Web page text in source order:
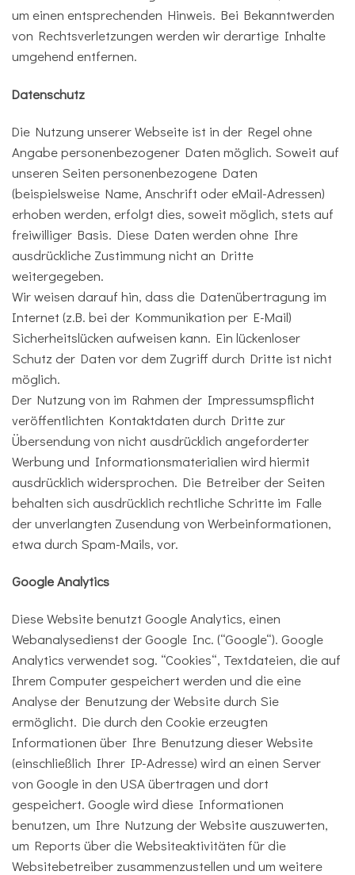
um einen entsprechenden Hinweis. Bei Bekanntwerden
von Rechtsverletzungen werden wir derartige Inhalte
umgehend entfernen.
Datenschutz
Die Nutzung unserer Webseite ist in der Regel ohne
Angabe personenbezogener Daten möglich. Soweit auf
unseren Seiten personenbezogene Daten
(beispielsweise Name, Anschrift oder eMail-Adressen)
erhoben werden, erfolgt dies, soweit möglich, stets auf
freiwilliger Basis. Diese Daten werden ohne Ihre
ausdrückliche Zustimmung nicht an Dritte
weitergegeben.
Wir weisen darauf hin, dass die Datenübertragung im
Internet (z.B. bei der Kommunikation per E-Mail)
Sicherheitslücken aufweisen kann. Ein lückenloser
Schutz der Daten vor dem Zugriff durch Dritte ist nicht
möglich.
Der Nutzung von im Rahmen der Impressumspflicht
veröffentlichten Kontaktdaten durch Dritte zur
Übersendung von nicht ausdrücklich angeforderter
Werbung und Informationsmaterialien wird hiermit
ausdrücklich widersprochen. Die Betreiber der Seiten
behalten sich ausdrücklich rechtliche Schritte im Falle
der unverlangten Zusendung von Werbeinformationen,
etwa durch Spam-Mails, vor.
Google Analytics
Diese Website benutzt Google Analytics, einen
Webanalysedienst der Google Inc. (“Google“). Google
Analytics verwendet sog. “Cookies“, Textdateien, die auf
Ihrem Computer gespeichert werden und die eine
Analyse der Benutzung der Website durch Sie
ermöglicht. Die durch den Cookie erzeugten
Informationen über Ihre Benutzung dieser Website
(einschließlich Ihrer IP-Adresse) wird an einen Server
von Google in den USA übertragen und dort
gespeichert. Google wird diese Informationen
benutzen, um Ihre Nutzung der Website auszuwerten,
um Reports über die Websiteaktivitäten für die
Websitebetreiber zusammenzustellen und um weitere